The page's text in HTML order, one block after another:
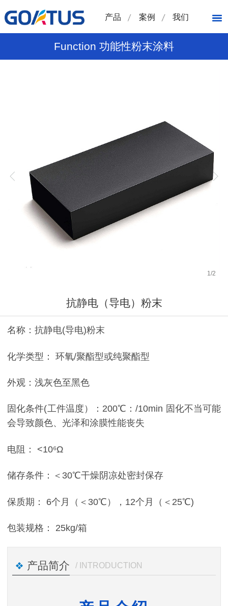
产品 案例 我们
Function 功能性粉末涂料
1 /2
抗静电（导电）粉末
名称：抗静电(导电)粉末
化学类型： 环氧/聚酯型或纯聚酯型
外观：浅灰色至黑色
固化条件(工件温度）：200℃：/10min 固化不当可能
会导致颜色、光泽和涂膜性能丧失
电阻： <10⁶Ω
储存条件：＜30℃干燥阴凉处密封保存
保质期： 6个月（＜30℃），12个月（＜25℃)
包装规格： 25kg/箱
产品简介 / INTRODUCTION